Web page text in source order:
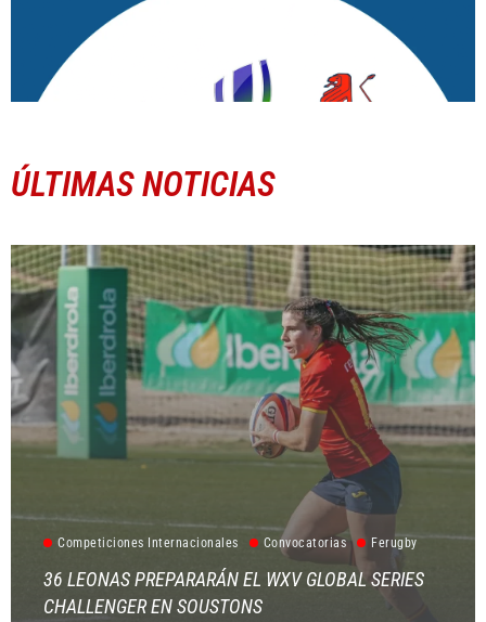
ÚLTIMAS NOTICIAS
Competiciones Internacionales Convocatorias Ferugby
36 LEONAS PREPARARÁN EL WXV GLOBAL SERIES
CHALLENGER EN SOUSTONS